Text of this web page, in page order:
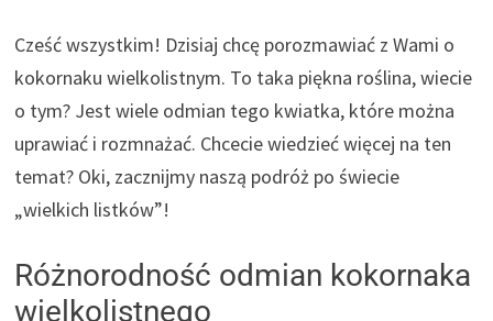
Cześć wszystkim! Dzisiaj chcę porozmawiać z Wami o
kokornaku wielkolistnym. To taka piękna roślina, wiecie
o tym? Jest wiele odmian tego kwiatka, które można
uprawiać i rozmnażać. Chcecie wiedzieć więcej na ten
temat? Oki, zacznijmy naszą podróż po świecie
„wielkich listków”!
Różnorodność odmian kokornaka
wielkolistnego